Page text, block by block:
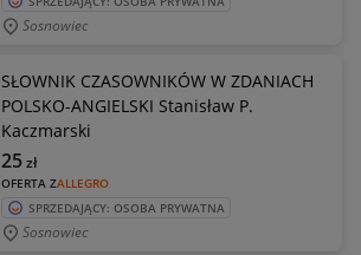
Sosnowiec
SŁOWNIK CZASOWNIKÓW W ZDANIACH
POLSKO-ANGIELSKI Stanisław P.
Kaczmarski
OFERTA ZALLEGRO
25zł
SPRZEDAJĄCY: OSOBA PRYWATNA
Sosnowiec